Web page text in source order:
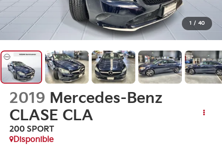
1 / 40
2019 Mercedes-Benz
CLASE CLA
200 SPORT
Disponible